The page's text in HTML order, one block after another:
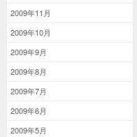
2009年11月
2009年10月
2009年9月
2009年8月
2009年7月
2009年6月
2009年5月